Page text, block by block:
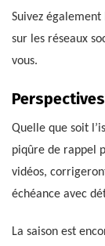
Suivez
sur les réseaux
vous.
Quelle que soit
piqûre de rappel
vidéos,
échéance avec
La saison est